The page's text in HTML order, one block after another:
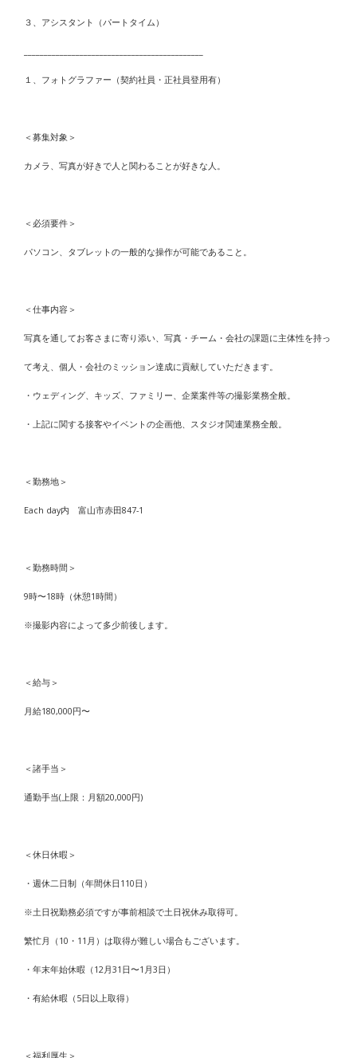
３、アシスタント（パートタイム）
１、フォトグラファー（契約社員・正社員登用有）
＜募集対象＞
カメラ、写真が好きで人と関わることが好きな人。
＜必須要件＞
パソコン、タブレットの一般的な操作が可能であること。
＜仕事内容＞
写真を通してお客さまに寄り添い、写真・チーム・会社の課題に主体性を持っ
て考え、個人・会社のミッション達成に貢献していただきます。
・ウェディング、キッズ、ファミリー、企業案件等の撮影業務全般。
・上記に関する接客やイベントの企画他、スタジオ関連業務全般。
＜勤務地＞
Each day内 富山市赤田847-1
＜勤務時間＞
9時〜18時（休憩1時間）
※撮影内容によって多少前後します。
＜給与＞
月給180,000円〜
＜諸手当＞
通勤手当(上限：月額20,000円)
＜休日休暇＞
・週休二日制（年間休日110日）
※土日祝勤務必須ですが事前相談で土日祝休み取得可。
繁忙月（10・11月）は取得が難しい場合もございます。
・年末年始休暇（12月31日〜1月3日）
・有給休暇（5日以上取得）
＜福利厚生＞